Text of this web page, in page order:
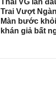
Trai Vượt
Màn bước
khán giả bất